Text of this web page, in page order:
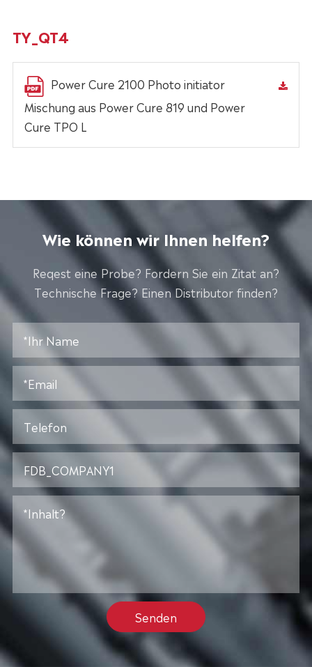
TY_QT4
Power Cure 2100 Photo initiator
Mischung aus Power Cure 819 und Power
Cure TPO L
Wie können wir Ihnen helfen?
Reqest eine Probe? Fordern Sie ein Zitat an?
Technische Frage? Einen Distributor finden?
Senden